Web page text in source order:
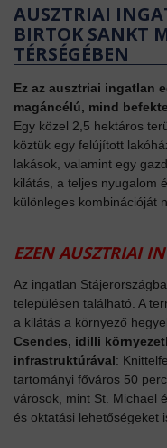
AUSZTRIAI
BIRTOK SANKT
TÉRSÉGÉBEN
Ez az ausztriai ingatlan
magáncélú, mind
Egy közel 2,5 hektáros
köztük egy felújított
lakások, valamint egy
kilátás, a teljes nyugalom
különleges kombinációját
EZEN AUSZTRIAI
Az ingatlan
településen található. A
a kilátás a környező
Csendes, idilli
infrastruktúrával:
tartományi főváros 50
városok, mint St. Michael
és oktatási lehetőségeket